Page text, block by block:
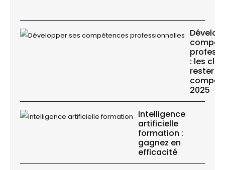
: les
rester
2025
Intelligence
artificielle
formation :
gagnez en
efficacité